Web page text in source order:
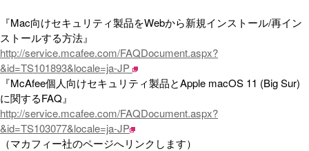
『Mac向けセキュリティ製品をWebから新規インストール/再イン
ストールする方法』
http://service.mcafee.com/FAQDocument.aspx?
&id=TS101893&locale=ja-JP
『McAfee個人向けセキュリティ製品とApple macOS 11 (Big Sur)
に関するFAQ』
http://service.mcafee.com/FAQDocument.aspx?
&id=TS103077&locale=ja-JP
（マカフィー社のページへリンクします）